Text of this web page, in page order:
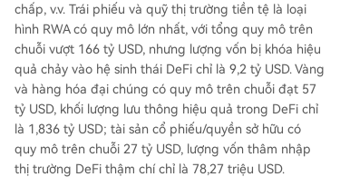
h kết hợp DeFi. Các rào cản về quy định, tiêu ch
uẩn phân mảnh và sự phụ thuộc vào cơ sở hạ tầ
ng truyền thống có thể khiến tăng trưởng ngàn
h bị giới hạn trong hệ thống tài chính truyền thố
ng. Để tăng tỷ lệ thâm nhập Defi vượt mức 9% h
iện tại, cần có các thiết kế RWA ưu tiên tính mở
và khả năng lưu thông phi tập trung ngay từ gố
c.
chấp, v.v. Trái phiếu và quỹ thị trường tiền tệ là loại
hình RWA có quy mô lớn nhất, với tổng quy mô trên
chuỗi vượt 166 tỷ USD, nhưng lượng vốn bị khóa hiệu
quả chảy vào hệ sinh thái DeFi chỉ là 9,2 tỷ USD. Vàng
và hàng hóa đại chúng có quy mô trên chuỗi đạt 57
tỷ USD, khối lượng lưu thông hiệu quả trong DeFi chỉ
là 1,836 tỷ USD; tài sản cổ phiếu/quyền sở hữu có
quy mô trên chuỗi 27 tỷ USD, lượng vốn thâm nhập
thị trường DeFi thậm chí chỉ là 78,27 triệu USD.